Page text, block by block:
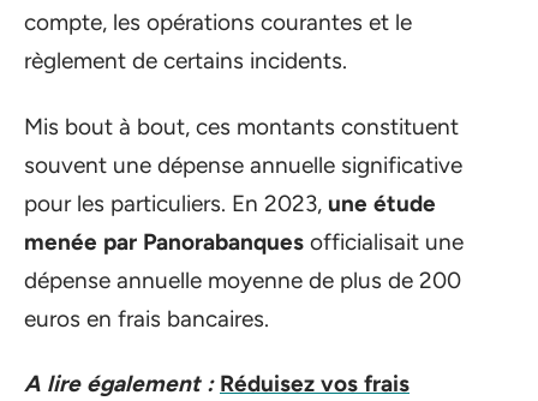
compte, les opérations courantes et le
règlement de certains incidents.
Mis bout à bout, ces montants constituent
souvent une dépense annuelle significative
pour les particuliers. En 2023, une étude
menée par Panorabanques officialisait une
dépense annuelle moyenne de plus de 200
euros en frais bancaires.
A lire également : Réduisez vos frais